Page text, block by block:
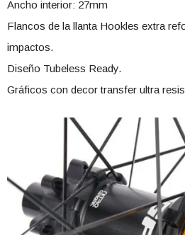
Ancho interior: 27mm
Flancos de la llanta Hookles extra
impactos.
Diseño Tubeless Ready.
Gráficos con decor transfer ultra